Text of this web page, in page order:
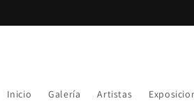
Inicio Galería Artistas